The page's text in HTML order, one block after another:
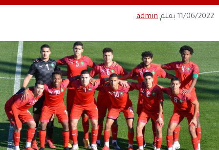
11/06/2022 بقلم admin